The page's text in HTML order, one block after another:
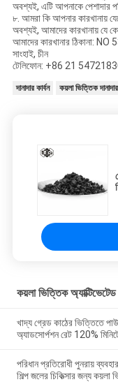
অবশ্যই, এটি আপনাকে পেশাদার
৮. আমরা কি আপনার কারখানায়
অবশ্যই, আমাদের কারখানায় যে
আমাদের কারখানার ঠিকানা:
সাংহাই, চীন
টেলিফোন: +86 21
দানাদার কার্বন কয়লা ভিত্তিক
কয়লা ভিত্তিক অ্যাক্টিভেটেড
খাদ্য গ্রেড কাঠের ভিত্তিতে
অ্যাডসোর্পশন রেট 120%
পরিধান প্রতিরোধী পুনরায়
শিল্প জলের চিকিত্সার জন্য কয়লা